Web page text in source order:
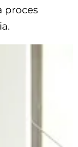
proces